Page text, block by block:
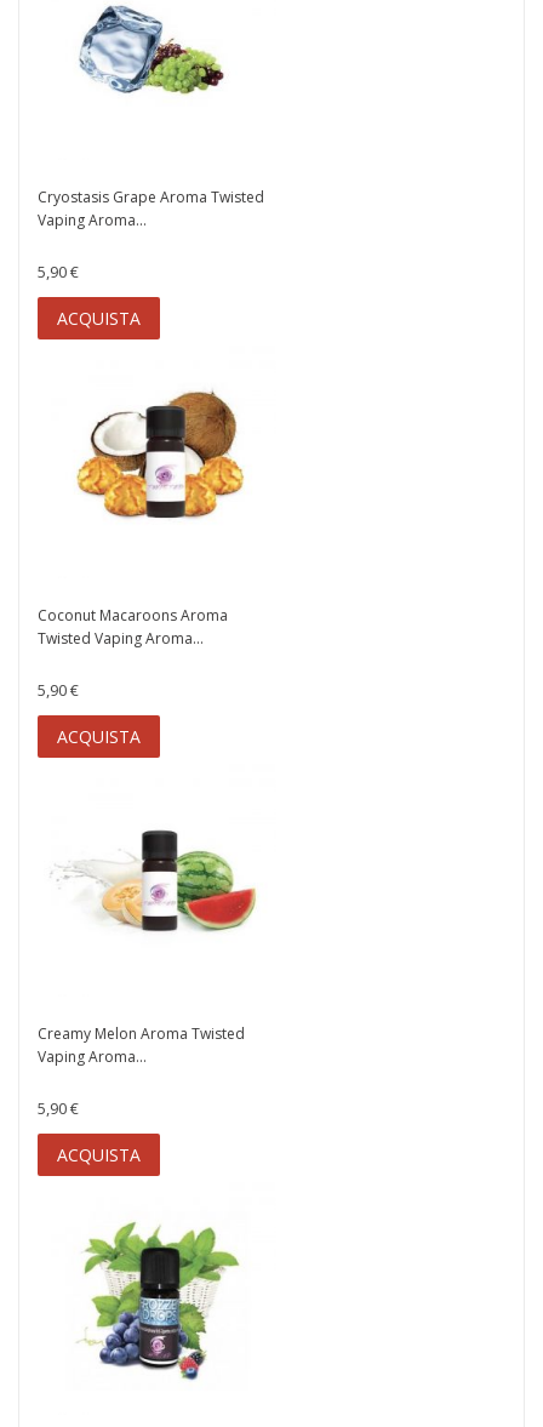
Cryostasis Grape Aroma Twisted
Vaping Aroma...
5,90 €
ACQUISTA
Coconut Macaroons Aroma
Twisted Vaping Aroma...
5,90 €
ACQUISTA
Creamy Melon Aroma Twisted
Vaping Aroma...
5,90 €
ACQUISTA